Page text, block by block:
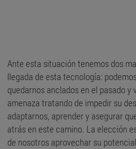
Ante esta situación tenemos dos
llegada de esta tecnología:
quedarnos anclados en el pasado y
amenaza tratando de impedir su
adaptarnos, aprender y asegurar
atrás en este camino. La elección
de nosotros aprovechar su